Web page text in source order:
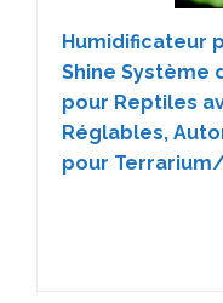
Humidificateur
Shine Système
pour Reptiles
Réglables,
pour